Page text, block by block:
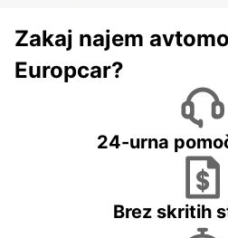
Zakaj najem
Europcar?
24-urna
Brez skritih